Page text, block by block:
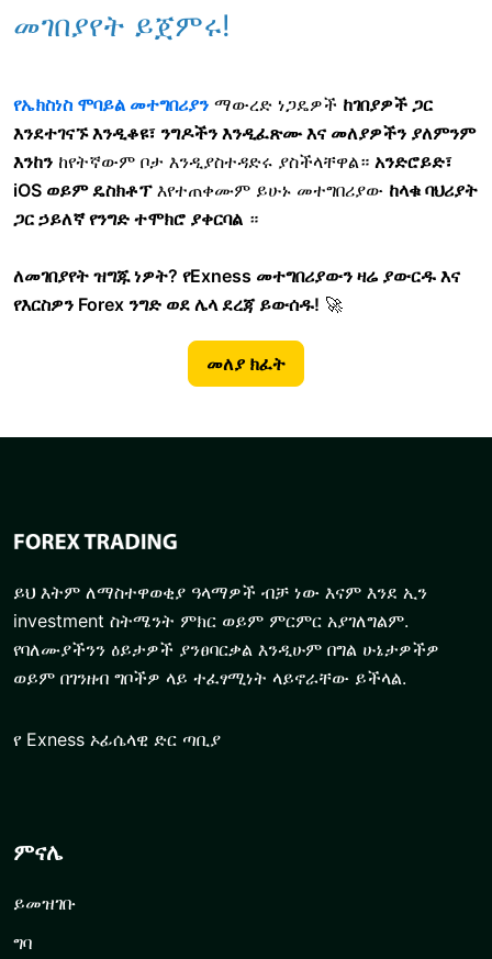
መገበያየት ይጀምሩ!
የኤክስነስ ሞባይል መተግበሪያን ማውረድ ነጋዴዎች ከገበያዎች ጋር
እንደተገናኙ እንዲቆዩ፣ ንግዶችን እንዲፈጽሙ እና መለያዎችን ያለምንም
እንከን ከየትኛውም ቦታ እንዲያስተዳድሩ ያስችላቸዋል። አንድሮይድ፣
iOS ወይም ዴስክቶፕእየተጠቀሙም ይሁኑ መተግበሪያው ከላቁ ባህሪያት
ጋር ኃይለኛ የንግድ ተሞክሮ ያቀርባል ።
ለመገበያየት ዝግጁ ነዎት? የExness መተግበሪያውን ዛሬ ያውርዱ እና
የእርስዎን Forex ንግድ ወደ ሌላ ደረጃ ይውሰዱ! 🚀
መለያ ክፈት
ይህ እትም ለማስተዋወቂያ ዓላማዎች ብቻ ነው እናም እንደ ኢን
investment ስትሜንት ምክር ወይም ምርምር አያገለግልም.
የባለሙያችንን ዕይታዎች ያንፀባርቃል እንዲሁም በግል ሁኔታዎችዎ
ወይም በገንዘብ ግቦችዎ ላይ ተፈፃሚነት ላይኖራቸው ይችላል.
የ Exness ኦፊሴላዊ ድር ጣቢያ
ምናሌ
ይመዝገቡ
ግባ